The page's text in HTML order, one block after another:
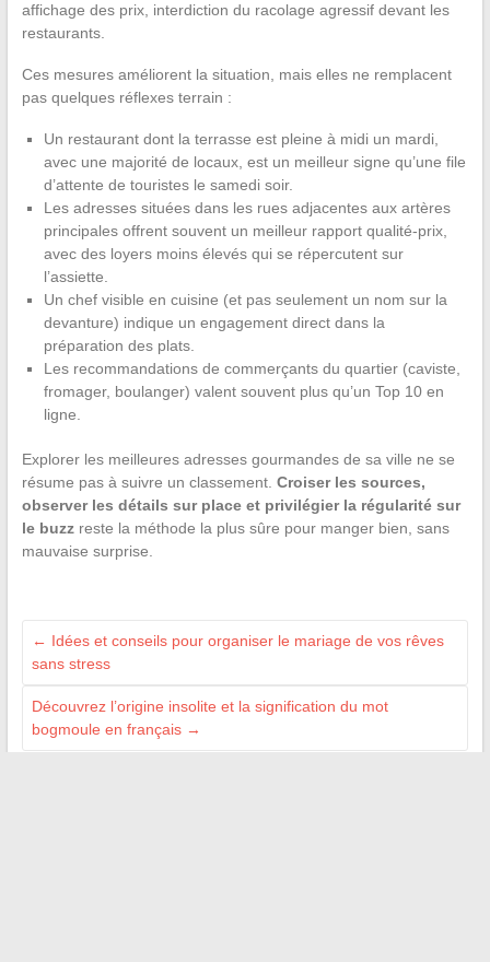
affichage des prix, interdiction du racolage agressif devant les
restaurants.
Ces mesures améliorent la situation, mais elles ne remplacent
pas quelques réflexes terrain :
Un restaurant dont la terrasse est pleine à midi un mardi,
avec une majorité de locaux, est un meilleur signe qu’une file
d’attente de touristes le samedi soir.
Les adresses situées dans les rues adjacentes aux artères
principales offrent souvent un meilleur rapport qualité-prix,
avec des loyers moins élevés qui se répercutent sur
l’assiette.
Un chef visible en cuisine (et pas seulement un nom sur la
devanture) indique un engagement direct dans la
préparation des plats.
Les recommandations de commerçants du quartier (caviste,
fromager, boulanger) valent souvent plus qu’un Top 10 en
ligne.
Explorer les meilleures adresses gourmandes de sa ville ne se
résume pas à suivre un classement. Croiser les sources,
observer les détails sur place et privilégier la régularité sur
le buzzreste la méthode la plus sûre pour manger bien, sans
mauvaise surprise.
← Idées et conseils pour organiser le mariage de vos rêves
sans stress
Découvrez l’origine insolite et la signification du mot
bogmoule en français →